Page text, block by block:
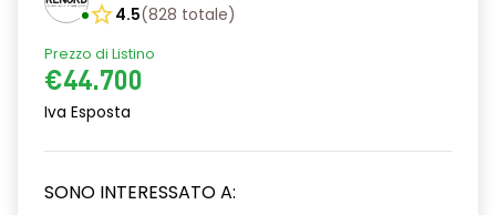
4.5(828 totale)
Prezzo di Listino
€44.700
Iva Esposta
SONO INTERESSATO A: